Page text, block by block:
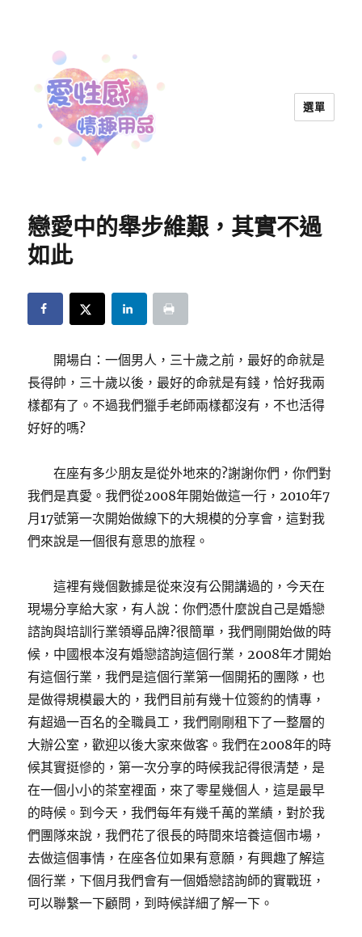
選單
戀愛中的舉步維艱，其實不過
如此
開場白：一個男人，三十歲之前，最好的命就是
長得帥，三十歲以後，最好的命就是有錢，恰好我兩
樣都有了。不過我們獵手老師兩樣都沒有，不也活得
好好的嗎?
在座有多少朋友是從外地來的?謝謝你們，你們對
我們是真愛。我們從2008年開始做這一行，2010年7
月17號第一次開始做線下的大規模的分享會，這對我
們來說是一個很有意思的旅程。
這裡有幾個數據是從來沒有公開講過的，今天在
現場分享給大家，有人說：你們憑什麼說自己是婚戀
諮詢與培訓行業領導品牌?很簡單，我們剛開始做的時
候，中國根本沒有婚戀諮詢這個行業，2008年才開始
有這個行業，我們是這個行業第一個開拓的團隊，也
是做得規模最大的，我們目前有幾十位簽約的情專，
有超過一百名的全職員工，我們剛剛租下了一整層的
大辦公室，歡迎以後大家來做客。我們在2008年的時
候其實挺慘的，第一次分享的時候我記得很清楚，是
在一個小小的茶室裡面，來了零星幾個人，這是最早
的時候。到今天，我們每年有幾千萬的業績，對於我
們團隊來說，我們花了很長的時間來培養這個市場，
去做這個事情，在座各位如果有意願，有興趣了解這
個行業，下個月我們會有一個婚戀諮詢師的實戰班，
可以聯繫一下顧問，到時候詳細了解一下。